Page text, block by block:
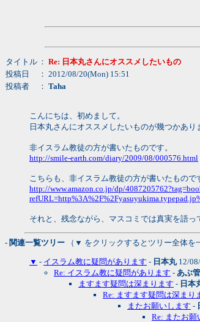
タイトル ： Re: 日本丸さんにオススメしたいもの
投稿日
： 2012/08/20(Mon) 15:51
投稿者
： Taha
こんにちは、初めまして。
日本丸さんにオススメしたいものが幾つかあり
非イスラム教徒の方が書いたものです。
http://smile-earth.com/diary/2009/08/000576.html
こちらも、非イスラム教徒の方が書いたもの
http://www.amazon.co.jp/dp/
それと、残念ながら、マスコミでは真実を語
- 関連一覧ツリー （▼ をクリックするとツリー全体を
▼ - イスラム教に疑問があります - 日本丸12/
Re: イスラム教に疑問があります - あぶ
ますます疑問は深まります - 日本
Re: ますます疑問は深まり
またお願いします -
Re: またお願